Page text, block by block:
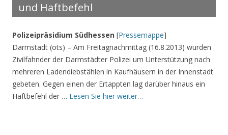
und Haftbefehl
Polizeipräsidium Südhessen [Pressemappe]
Darmstadt (ots) – Am Freitagnachmittag (16.8.2013) wurden
Zivilfahnder der Darmstädter Polizei um Unterstützung nach
mehreren Ladendiebstählen in Kaufhäusern in der Innenstadt
gebeten. Gegen einen der Ertappten lag darüber hinaus ein
Haftbefehl der … Lesen Sie hier weiter…